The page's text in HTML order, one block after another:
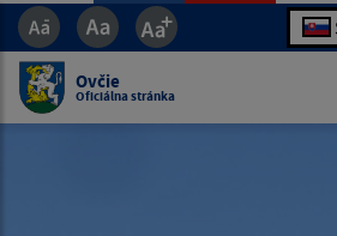
Ovčie
Oficiálna stránka